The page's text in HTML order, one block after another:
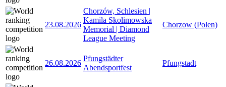
23.08.2026
Chorzów, Schlesien |
Kamila Skolimowska
Memorial | Diamond
League Meeting
Chorzow (Polen)
26.08.2026
Pfungstädter
Abendsportfest
Pfungstadt